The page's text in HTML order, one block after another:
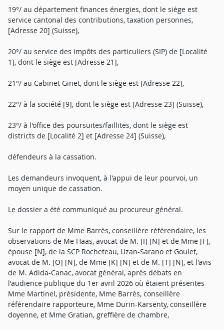
19°/ au département finances énergies, dont le siège est
service cantonal des contributions, taxation personnes,
[Adresse 20] (Suisse),
20°/ au service des impôts des particuliers (SIP) de [Localité
1], dont le siège est [Adresse 21],
21°/ au Cabinet Ginet, dont le siège est [Adresse 22],
22°/ à la société [9], dont le siège est [Adresse 23] (Suisse),
23°/ à l'office des poursuites/faillites, dont le siège est
districts de [Localité 2] et [Adresse 24] (Suisse),
défendeurs à la cassation.
Les demandeurs invoquent, à l'appui de leur pourvoi, un
moyen unique de cassation.
Le dossier a été communiqué au procureur général.
Sur le rapport de Mme Barrès, conseillère référendaire, les
observations de Me Haas, avocat de M. [I] [N] et de Mme [F],
épouse [N], de la SCP Rocheteau, Uzan-Sarano et Goulet,
avocat de M. [O] [N], de Mme [K] [N] et de M. [T] [N], et l'avis
de M. Adida-Canac, avocat général, après débats en
l'audience publique du 1er avril 2026 où étaient présentes
Mme Martinel, présidente, Mme Barrès, conseillère
référendaire rapporteure, Mme Durin-Karsenty, conseillère
doyenne, et Mme Gratian, greffière de chambre,